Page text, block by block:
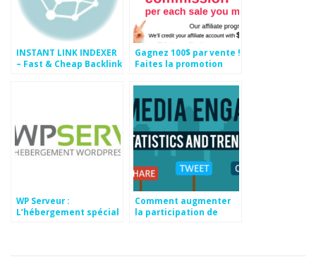
INSTANT LINK INDEXER
– Fast & Cheap Backlink
Gagnez 100$ par vente !
Faites la promotion
Logiciel SEO
WP Serveur :
L’hébergement spécial
Comment augmenter
la participation de